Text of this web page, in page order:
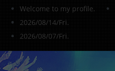
Welcome to my profile.
2026/08/14/Fri.
2026/08/07/Fri.